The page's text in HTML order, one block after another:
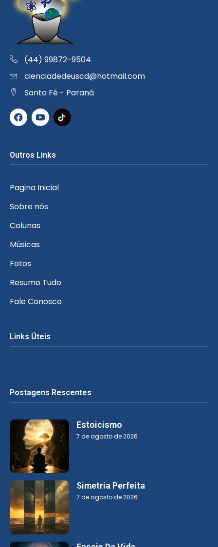
(44) 99872-9504
cienciadedeuscd@hotmail.com
Santa Fé - Paraná
Outros Links
Pagina Inicial
Sobre nós
Colunas
Músicas
Fotos
Resumo Tudo
Fale Conosco
Links Úteis
Postagens Rescentes
Estoicismo
7 de agosto de 2026
Simetria Perfeita
7 de agosto de 2026